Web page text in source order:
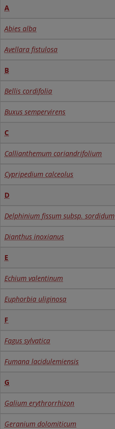
A
Abies alba
Avellara fistulosa
B
Bellis cordifolia
Buxus sempervirens
C
Callianthemum coriandrifolium
Cypripedium calceolus
D
Delphinium fissum subsp. sordidum
Dianthus inoxianus
E
Echium valentinum
Euphorbia uliginosa
F
Fagus sylvatica
Fumana lacidulemiensis
G
Galium erythrorrhizon
Geranium dolomiticum